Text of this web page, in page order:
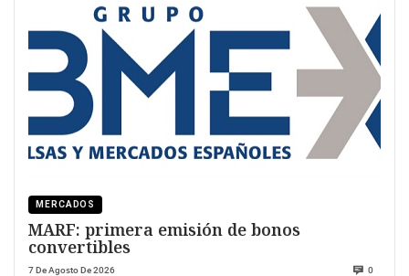
MERCADOS
MARF: primera emisión de bonos
convertibles
7 De Agosto De 2026 0